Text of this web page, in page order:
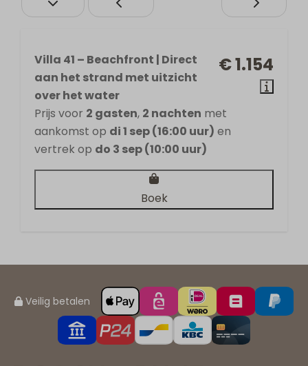
€ 1.154
Villa 41 – Beachfront | Direct
aan het strand met uitzicht
over het water
Prijs voor 2 gasten, 2 nachten met
aankomst op di 1 sep (16:00 uur) en
vertrek op do 3 sep (10:00 uur)
Boek
Veilig betalen